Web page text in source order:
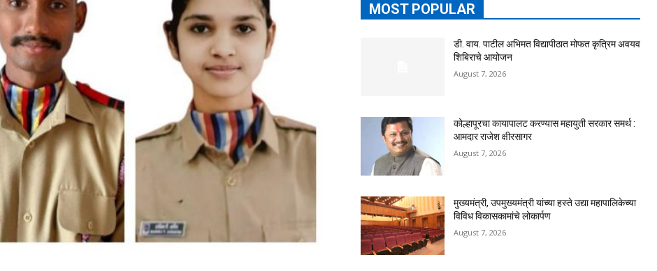
MOST POPULAR
डी. वाय. पाटील अभिमत विद्यापीठात मोफत कृत्रिम अवयव
शिबिराचे आयोजन
August 7, 2026
कोल्हापूरचा कायापालट करण्यास महायुती सरकार समर्थ :
आमदार राजेश क्षीरसागर
August 7, 2026
मुख्यमंत्री, उपमुख्यमंत्री यांच्या हस्ते उद्या महापालिकेच्या
विविध विकासकामांचे लोकार्पण
August 7, 2026